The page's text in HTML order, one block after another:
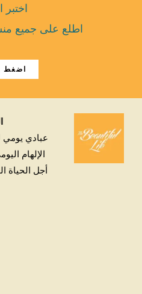
اختبر
اطلع على جميع
اضغط
عبادي يومي
الإلهام
أجل الحياة